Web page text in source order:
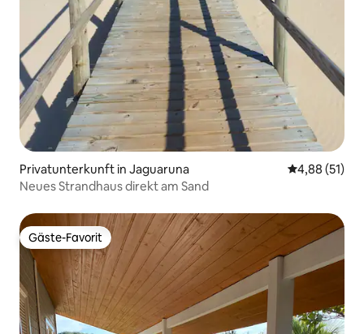
Privatunterkunft in Jaguaruna
4,88 (51)
Neues Strandhaus direkt am Sand
Gäste-Favorit
Gäste-Favorit